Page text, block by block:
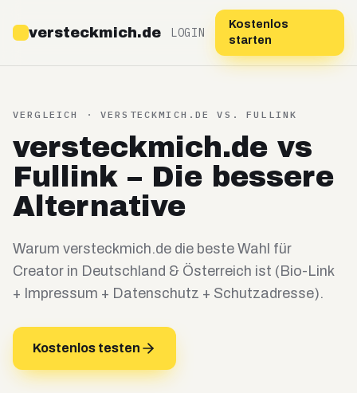
versteckmich.de LOGIN
Kostenlos
starten
VERGLEICH · VERSTECKMICH.DE VS.FULLINK
versteckmich.de vs
Fullink – Die bessere
Alternative
Warum versteckmich.de die beste Wahl für
Creator in Deutschland & Österreich ist (Bio-Link
+ Impressum + Datenschutz + Schutzadresse).
Kostenlos testen